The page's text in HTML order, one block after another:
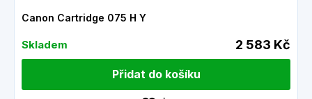
Canon Cartridge 075 H Y
Skladem 2 583 Kč
Přidat do košíku